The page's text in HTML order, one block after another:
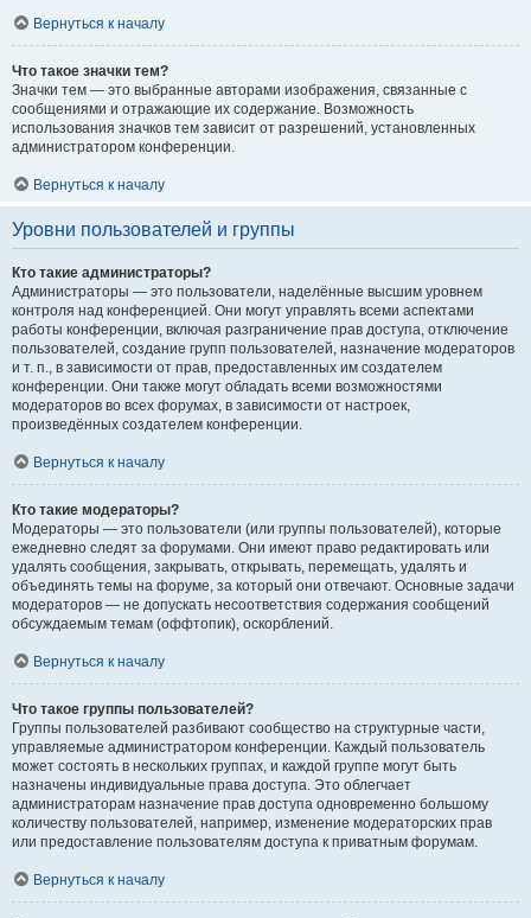
Вернуться к началу
Что такое значки тем?
Значки тем — это выбранные авторами изображения, связанные с
сообщениями и отражающие их содержание. Возможность
использования значков тем зависит от разрешений, установленных
администратором конференции.
Вернуться к началу
Уровни пользователей и группы
Кто такие администраторы?
Администраторы — это пользователи, наделённые высшим уровнем
контроля над конференцией. Они могут управлять всеми аспектами
работы конференции, включая разграничение прав доступа, отключение
пользователей, создание групп пользователей, назначение модераторов
и т. п., в зависимости от прав, предоставленных им создателем
конференции. Они также могут обладать всеми возможностями
модераторов во всех форумах, в зависимости от настроек,
произведённых создателем конференции.
Вернуться к началу
Кто такие модераторы?
Модераторы — это пользователи (или группы пользователей), которые
ежедневно следят за форумами. Они имеют право редактировать или
удалять сообщения, закрывать, открывать, перемещать, удалять и
объединять темы на форуме, за который они отвечают. Основные задачи
модераторов — не допускать несоответствия содержания сообщений
обсуждаемым темам (оффтопик), оскорблений.
Вернуться к началу
Что такое группы пользователей?
Группы пользователей разбивают сообщество на структурные части,
управляемые администратором конференции. Каждый пользователь
может состоять в нескольких группах, и каждой группе могут быть
назначены индивидуальные права доступа. Это облегчает
администраторам назначение прав доступа одновременно большому
количеству пользователей, например, изменение модераторских прав
или предоставление пользователям доступа к приватным форумам.
Вернуться к началу